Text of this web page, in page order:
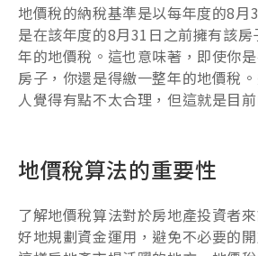
地價稅的納稅基準是以每年度的8月
是在該年度的8月31日之前擁有該
年的地價稅。這也意味著，即使你
房子，你還是得繳一整年的地價稅
人覺得有點不太合理，但這就是目前
地價稅算法的重要性
了解地價稅算法對於房地產投資者
好地規劃資金運用，避免不必要的